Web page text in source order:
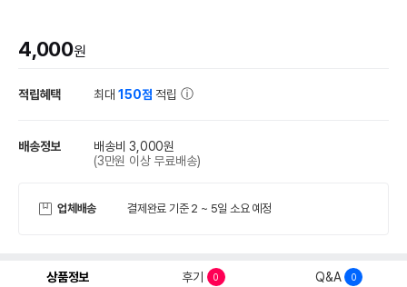
4,000원
적립혜택 최대150점 적립
배송정보
배송비 3,000원
(3만원 이상 무료배송)
업체배송 결제완료 기준 2 ~ 5일 소요 예정
상품정보 후기 0 Q&A 0